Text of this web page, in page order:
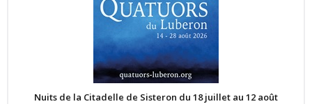
Nuits de la Citadelle de Sisteron du 18 juillet au 12 août